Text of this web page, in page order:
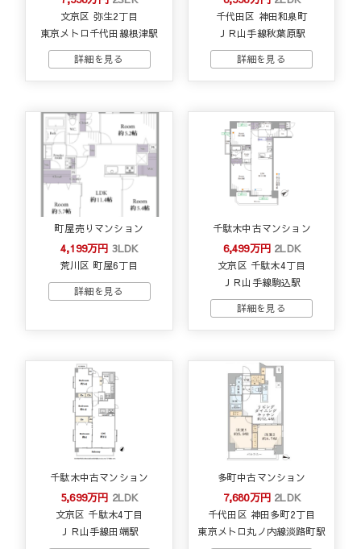
文京区 弥生2丁目
東京メトロ千代田線根津駅
千代田区 神田和泉町
ＪＲ山手線秋葉原駅
町屋売りマンション
4,199万円 3LDK
荒川区 町屋6丁目
千駄木中古マンション
6,499万円 2LDK
文京区 千駄木4丁目
ＪＲ山手線駒込駅
千駄木中古マンション
5,699万円 2LDK
文京区 千駄木4丁目
ＪＲ山手線田端駅
多町中古マンション
7,680万円 2LDK
千代田区 神田多町2丁目
東京メトロ丸ノ内線淡路町駅